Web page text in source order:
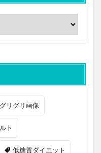
グリグリ画像
ト
低糖質ダイエット